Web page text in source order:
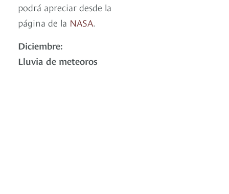
podrá apreciar desde la
página de la NASA.
Diciembre:
Lluvia de meteoros